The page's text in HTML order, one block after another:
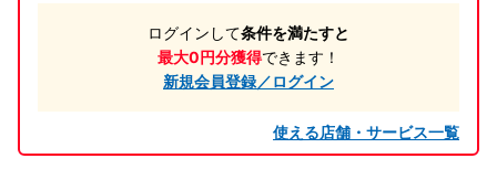
ログインして条件を満たすと
最大0円分獲得できます！
新規会員登録／ログイン
使える店舗・サービス一覧